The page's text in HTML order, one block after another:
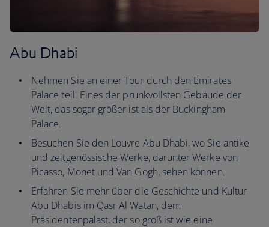
Abu Dhabi
Nehmen Sie an einer Tour durch den Emirates
Palace teil. Eines der prunkvollsten Gebäude der
Welt, das sogar größer ist als der Buckingham
Palace.
Besuchen Sie den Louvre Abu Dhabi, wo Sie antike
und zeitgenössische Werke, darunter Werke von
Picasso, Monet und Van Gogh, sehen können.
Erfahren Sie mehr über die Geschichte und Kultur
Abu Dhabis im Qasr Al Watan, dem
Präsidentenpalast, der so groß ist wie eine